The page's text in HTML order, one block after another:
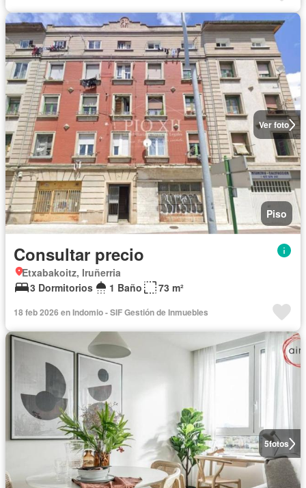
Ver foto
Piso
Consultar precio
Etxabakoitz, Iruñerria
3 Dormitorios
1 Baño 73 m²
18 feb 2026 en Indomio - SIF Gestión de Inmuebles
5fotos